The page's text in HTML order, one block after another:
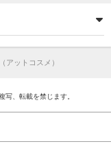
アットコスメ）
写、転載を禁じます。